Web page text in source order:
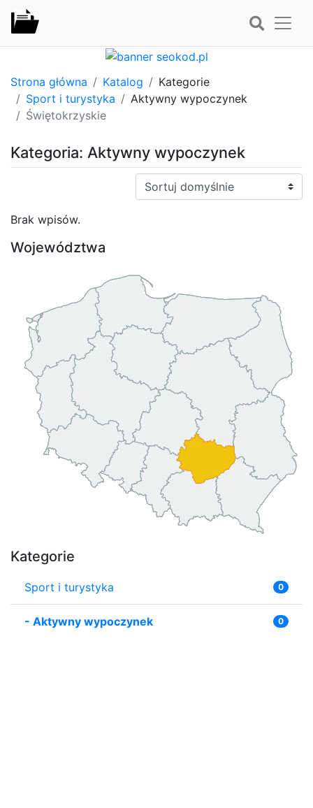
Strona główna Katalog
Kategorie
Sport i turystyka
Aktywny wypoczynek
Świętokrzyskie
Kategoria: Aktywny wypoczynek
Sortuj:
Brak wpisów.
Województwa
Kategorie
Sport i turystyka 0
- Aktywny wypoczynek 0